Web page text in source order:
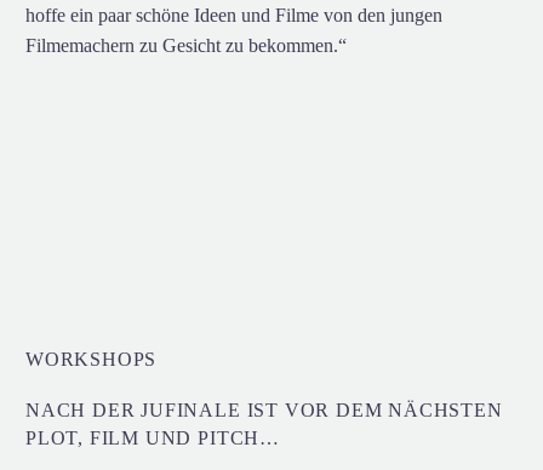
hoffe ein paar schöne Ideen und Filme von den jungen
Filmemachern zu Gesicht zu bekommen.“
WORKSHOPS
NACH DER JUFINALE IST VOR DEM NÄCHSTEN
PLOT, FILM UND PITCH…